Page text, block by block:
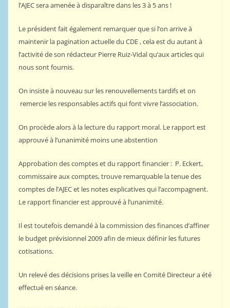
l’AJEC sera amenée à disparaître dans les 3 à 5 ans !
Le président fait également remarquer que si l’on arrive à
maintenir la pagination actuelle du CDE , cela est du autant à
l’activité de son rédacteur Pierre Ruiz-Vidal qu’aux articles qui
nous sont fournis.
On insiste à nouveau sur les renouvellements tardifs et on
remercie les responsables actifs qui font vivre l’association.
On procède alors à la lecture du rapport moral. Le rapport est
approuvé à l’unanimité moins une abstention
Approbation des comptes et du rapport financier : P. Eckert,
commissaire aux comptes, trouve remarquable la tenue des
comptes de l’AJEC et les notes explicatives qui l’accompagnent.
Le rapport financier est approuvé à l’unanimité.
Il est toutefois demandé à la commission des finances d’affiner
le budget prévisionnel 2009 afin de mieux définir les futures
cotisations.
Un relevé des décisions prises la veille en Comité Directeur a été
effectué en séance.